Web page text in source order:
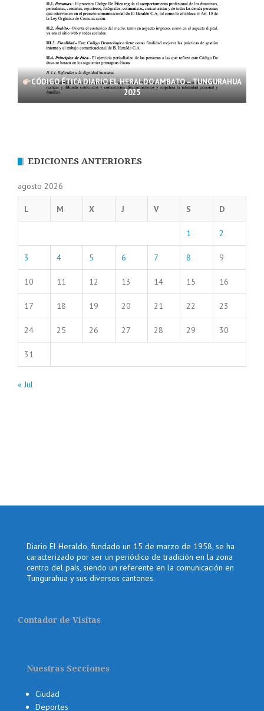
CÓDIGO ÉTICA DIARIO EL HERALDO AMBATO – TUNGURAHUA
2025
EDICIONES ANTERIORES
agosto 2026
L M X J V S D
1 2
3 4 5 6 7 8 9
10 11 12 13 14 15 16
17 18 19 20 21 22 23
24 25 26 27 28 29 30
31
« Jul
Diario El Heraldo, fundado un 15 de marzo de 1958, se ha
caracterizado por ser un periódico de tradición en la zona
centro del país, siendo un referente en la comunicación en
Tungurahua y sus diversos cantones.
Contador de Visitas
Nuestras Secciones
Ciudad
Deportes